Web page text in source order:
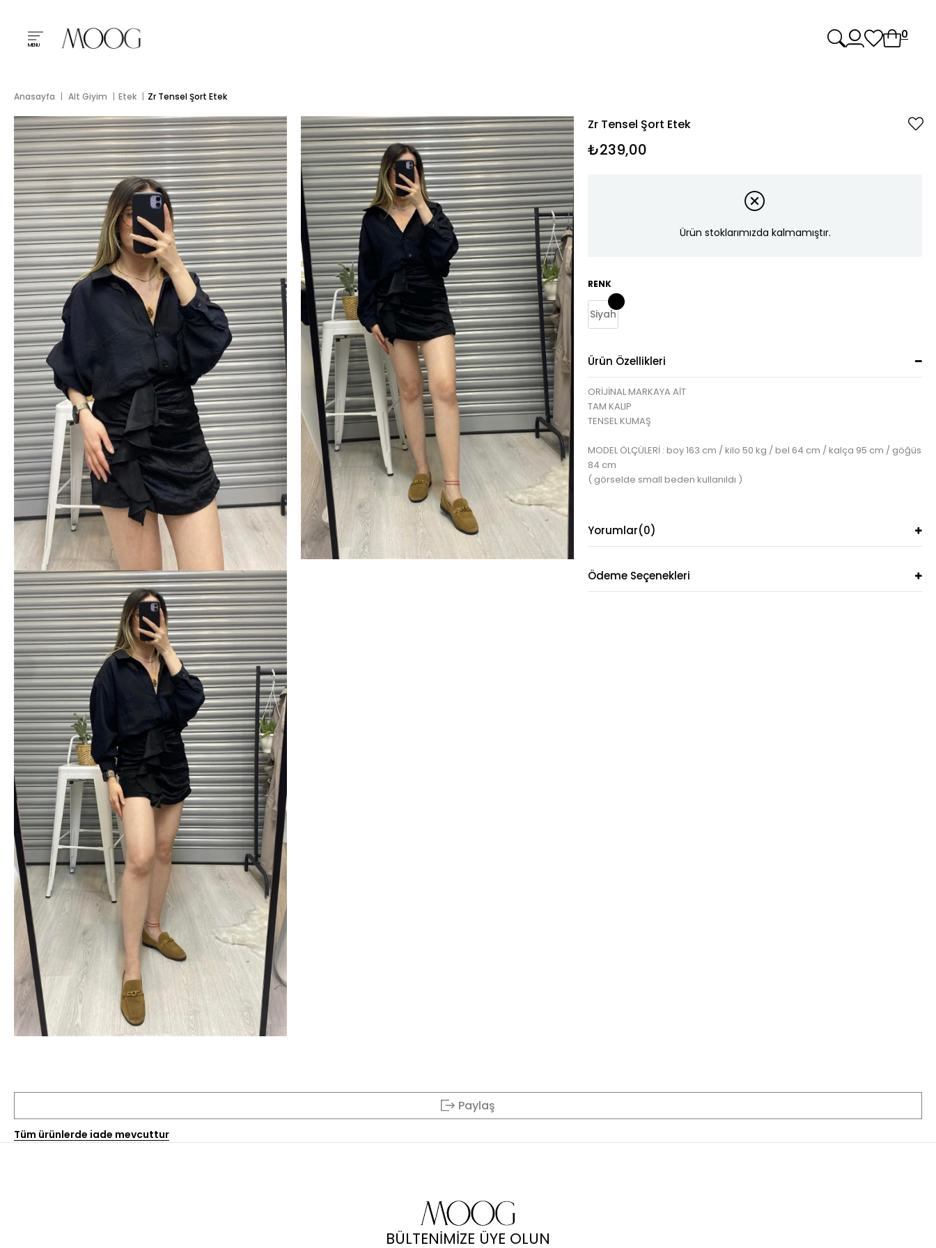
MENU
0
Anasayfa Alt Giyim Etek Zr Tensel Şort Etek
Zr Tensel Şort Etek
₺239,00
Ürün stoklarımızda kalmamıştır.
RENK
Siyah
Ürün Özellikleri
ORİJİNAL MARKAYA AİT
TAM KALIP
TENSEL KUMAŞ
MODEL ÖLÇÜLERİ : boy 163 cm / kilo 50 kg / bel 64 cm / kalça 95 cm / göğüs
84 cm
( görselde small beden kullanıldı )
Yorumlar(0)
Ödeme Seçenekleri
Paylaş
Tüm ürünlerde iade mevcuttur
BÜLTENİMİZE ÜYE OLUN